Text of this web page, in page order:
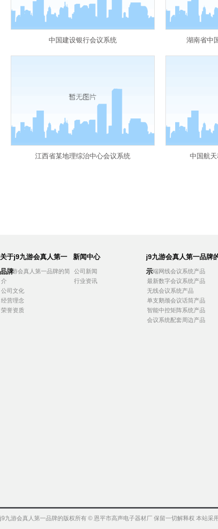
中国建设银行会议系统 湖南省中
江西省某地理综治中心会议系统 中国航
关于j9九游会真人第一
品牌
j9九游会真人第一品牌的简
介
公司文化
经营理念
荣誉资质
新闻中心
公司新闻
行业资讯
j9九游会真人第一品牌
示
高端网线会议系统产品
最新数字会议系统产品
无线会议系统产品
单支鹅颈会议话筒产品
智能中控矩阵系统产品
会议系统配套周边产品
j9九游会真人第一品牌的版权所有 © 恩平市高声电子器材厂 保留一切解释权 本站采